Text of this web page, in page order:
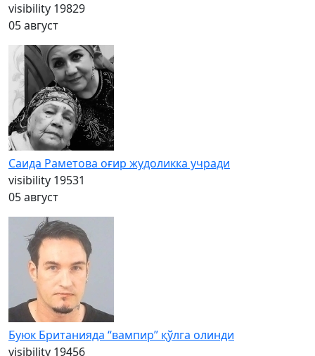
visibility 19829
05 август
Саида Раметова оғир жудоликка учради
visibility 19531
05 август
Буюк Британияда “вампир” қўлга олинди
visibility 19456